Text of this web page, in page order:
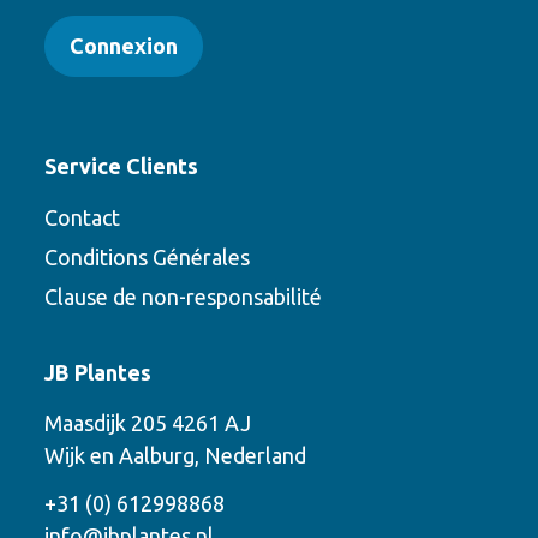
options suivantes
Connexion
Service Clients
Contact
Conditions Générales
Clause de non-responsabilité
JB Plantes
Maasdijk 205 4261 AJ
Wijk en Aalburg, Nederland
+31 (0) 612998868